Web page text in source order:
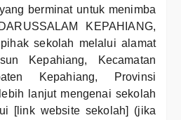
berminat untuk menimba
KEPAHIANG,
sekolah melalui alamat
Kepahiang, Kecamatan
Kepahiang, Provinsi
lanjut mengenai sekolah
[link website sekolah] (jika